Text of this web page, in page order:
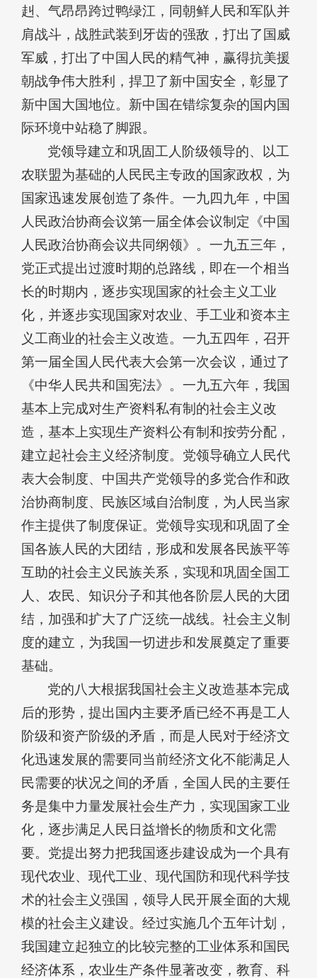
赳、气昂昂跨过鸭绿江，同朝鲜人民和军队并
肩战斗，战胜武装到牙齿的强敌，打出了国威
军威，打出了中国人民的精气神，赢得抗美援
朝战争伟大胜利，捍卫了新中国安全，彰显了
新中国大国地位。新中国在错综复杂的国内国
际环境中站稳了脚跟。
党领导建立和巩固工人阶级领导的、以工
农联盟为基础的人民民主专政的国家政权，为
国家迅速发展创造了条件。一九四九年，中国
人民政治协商会议第一届全体会议制定《中国
人民政治协商会议共同纲领》。一九五三年，
党正式提出过渡时期的总路线，即在一个相当
长的时期内，逐步实现国家的社会主义工业
化，并逐步实现国家对农业、手工业和资本主
义工商业的社会主义改造。一九五四年，召开
第一届全国人民代表大会第一次会议，通过了
《中华人民共和国宪法》。一九五六年，我国
基本上完成对生产资料私有制的社会主义改
造，基本上实现生产资料公有制和按劳分配，
建立起社会主义经济制度。党领导确立人民代
表大会制度、中国共产党领导的多党合作和政
治协商制度、民族区域自治制度，为人民当家
作主提供了制度保证。党领导实现和巩固了全
国各族人民的大团结，形成和发展各民族平等
互助的社会主义民族关系，实现和巩固全国工
人、农民、知识分子和其他各阶层人民的大团
结，加强和扩大了广泛统一战线。社会主义制
度的建立，为我国一切进步和发展奠定了重要
基础。
党的八大根据我国社会主义改造基本完成
后的形势，提出国内主要矛盾已经不再是工人
阶级和资产阶级的矛盾，而是人民对于经济文
化迅速发展的需要同当前经济文化不能满足人
民需要的状况之间的矛盾，全国人民的主要任
务是集中力量发展社会生产力，实现国家工业
化，逐步满足人民日益增长的物质和文化需
要。党提出努力把我国逐步建设成为一个具有
现代农业、现代工业、现代国防和现代科学技
术的社会主义强国，领导人民开展全面的大规
模的社会主义建设。经过实施几个五年计划，
我国建立起独立的比较完整的工业体系和国民
经济体系，农业生产条件显著改变，教育、科